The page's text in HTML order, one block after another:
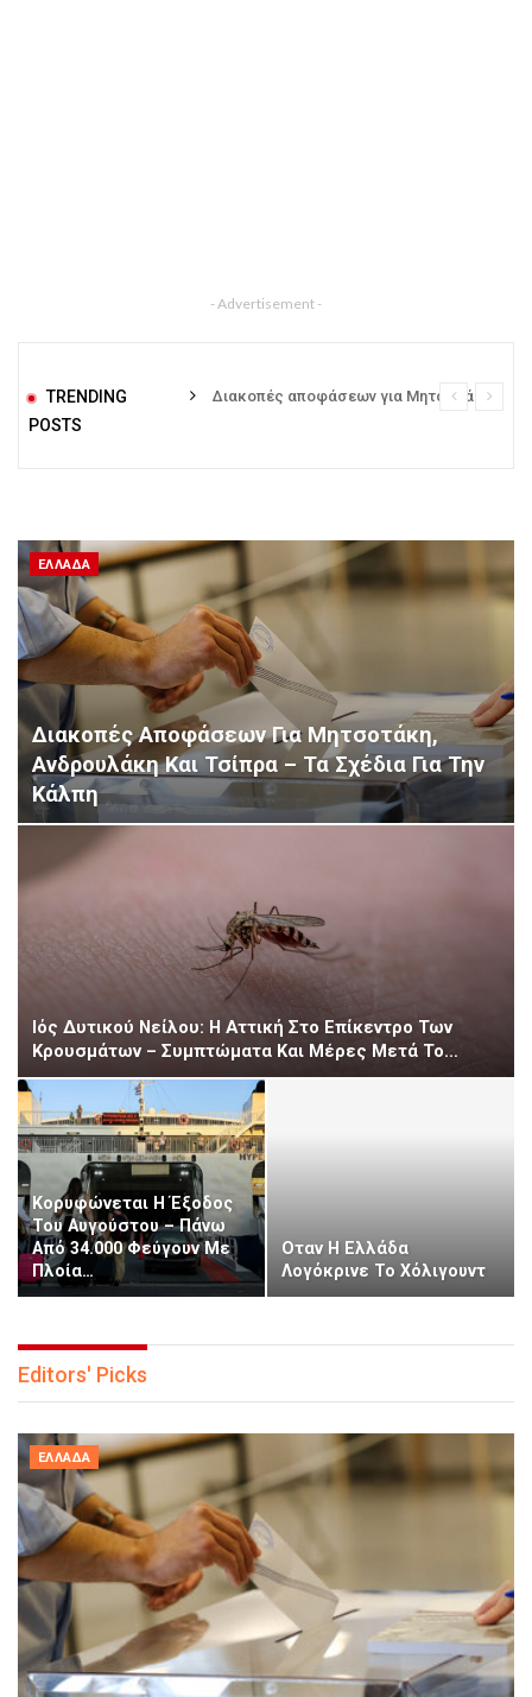
- Advertisement -
TRENDING
POSTS
ΕΛΛΆΔΑ
Διακοπές Αποφάσεων Για Μητσοτάκη,
Ανδρουλάκη Και Τσίπρα – Τα Σχέδια Για Την
Κάλπη
Ιός Δυτικού Νείλου: Η Αττική Στο Επίκεντρο Των
Κρουσμάτων – Συμπτώματα Και Μέρες Μετά Το…
Κορυφώνεται Η Έξοδος
Του Αυγούστου – Πάνω
Από 34.000 Φεύγουν Με
Πλοία…
Οταν Η Ελλάδα
Λογόκρινε Το Χόλιγουντ
Editors' Picks
ΕΛΛΆΔΑ